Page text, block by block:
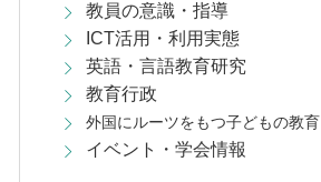
教員の意識・指導
ICT活用・利用実態
英語・言語教育研究
教育行政
外国にルーツをもつ子どもの教育
イベント・学会情報